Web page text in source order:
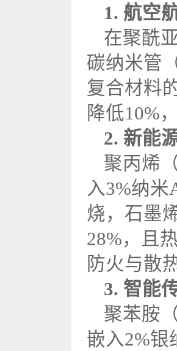
1. 航空
在聚酰
碳纳米管
复合材料
降低10%
2. 新能
聚丙烯
入3%纳米
烧，石墨
28%，且
防火与散
3. 智能
聚苯胺
嵌入2%银